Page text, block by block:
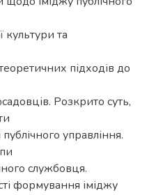
культури та
підходів до
Розкрито суть,
управління.
службовця.
формування іміджу